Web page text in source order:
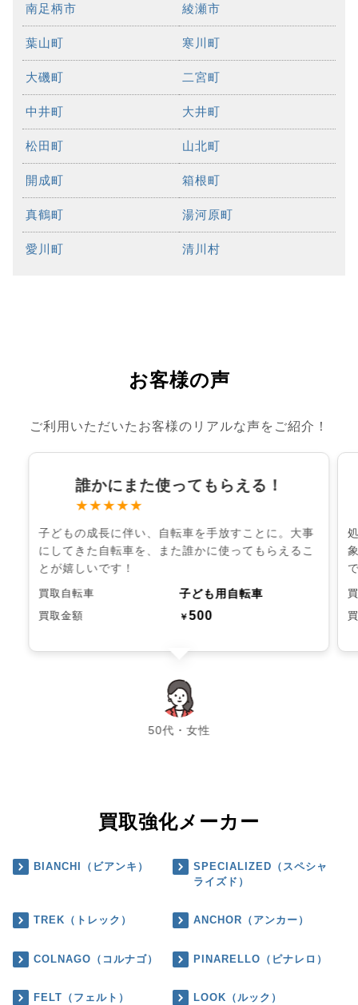
南足柄市 綾瀬市
葉山町 寒川町
大磯町 二宮町
中井町 大井町
松田町 山北町
開成町 箱根町
真鶴町 湯河原町
愛川町 清川村
お客様の声
ご利用いただいたお客様のリアルな声をご紹介！
誰かにまた使ってもらえる！
★★★★★
子どもの成長に伴い、自転車を手放すことに。大事
にしてきた自転車を、また誰かに使ってもらえるこ
とが嬉しいです！
買取自転車 子ども用自転車
買取金額 ￥500
50代・女性
chevron_left chevron_right
買取強化メーカー
BIANCHI（ビアンキ）
SPECIALIZED（スペシャ
ライズド）
TREK（トレック） ANCHOR（アンカー）
COLNAGO（コルナゴ） PINARELLO（ピナレロ）
FELT（フェルト） LOOK（ルック）